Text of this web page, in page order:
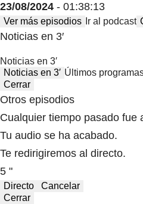
23/08/2024 - 01:38:13
Ver más episodios Ir al podcast
Noticias en 3′
Noticias en 3′
Noticias en 3′ Últimos
Cerrar
Otros episodios
Cualquier tiempo pasado fue
Tu audio se ha acabado.
Te redirigiremos al directo.
5 "
Directo
Cancelar
Cerrar